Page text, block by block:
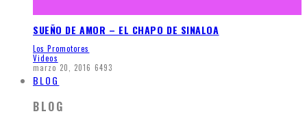
SUEÑO DE AMOR – EL CHAPO DE SINALOA
Los Promotores
Videos
marzo 20, 2016 6493
BLOG
BLOG